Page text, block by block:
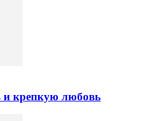
и крепкую любовь